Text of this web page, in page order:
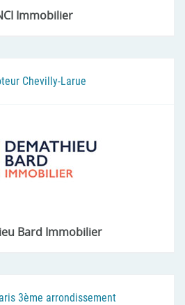
Immobilier
Chevilly-Larue
Bard Immobilier
3ème arrondissement